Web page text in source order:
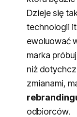
Dzieje się
technologii
ewoluować
marka
niż
zmianami,
odbiorców.